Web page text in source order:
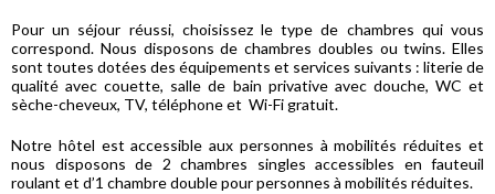
Pour un séjour réussi, choisissez le type de chambres qui vous
correspond. Nous disposons de chambres doubles ou twins. Elles
sont toutes dotées des équipements et services suivants : literie de
qualité avec couette, salle de bain privative avec douche, WC et
sèche-cheveux, TV, téléphone et Wi-Fi gratuit.
Notre hôtel est accessible aux personnes à mobilités réduites et
nous disposons de 2 chambres singles accessibles en fauteuil
roulant et d’1 chambre double pour personnes à mobilités réduites.